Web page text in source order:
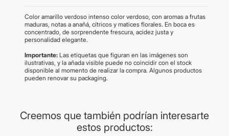
Color amarillo verdoso intenso color verdoso, con aromas a frutas
maduras, notas a anañá, cítricos y matices florales. En boca es
concentrado, de sorprendente frescura, acidez justa y
personalidad elegante.
Importante:Las etiquetas que figuran en las imágenes son
ilustrativas, y la añada visible puede no coincidir con el stock
disponible al momento de realizar la compra. Algunos productos
pueden renovar su packaging.
Creemos que también podrían interesarte
estos productos: